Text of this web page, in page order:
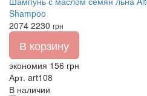
Shampoo
2074 2230 грн
В корзину
экономия 156 грн
Арт. art108
В наличии